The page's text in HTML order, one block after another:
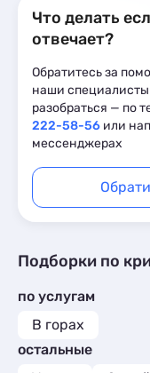
Что делать
отвечает?
Обратитесь за
наши специалисты
разобраться — по
222-58-56 или
мессенджерах
Подборки по
по услугам
В горах
остальные